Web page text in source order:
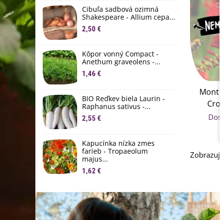
Cibuľa sadbová ozimná
Shakespeare - Allium cepa...
2,50 €
Kôpor vonný Compact -
Anethum graveolens -...
1,46 €
BIO Reďkev biela Laurin -
Raphanus sativus -...
2,55 €
Kapucínka nízka zmes
farieb - Tropaeolum
majus...
1,62 €